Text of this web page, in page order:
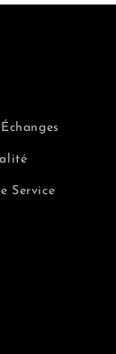
Service